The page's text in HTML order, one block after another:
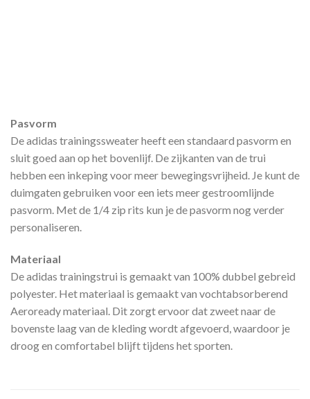
Pasvorm
De adidas trainingssweater heeft een standaard pasvorm en
sluit goed aan op het bovenlijf. De zijkanten van de trui
hebben een inkeping voor meer bewegingsvrijheid. Je kunt de
duimgaten gebruiken voor een iets meer gestroomlijnde
pasvorm. Met de 1/4 zip rits kun je de pasvorm nog verder
personaliseren.
Materiaal
De adidas trainingstrui is gemaakt van 100% dubbel gebreid
polyester. Het materiaal is gemaakt van vochtabsorberend
Aeroready materiaal. Dit zorgt ervoor dat zweet naar de
bovenste laag van de kleding wordt afgevoerd, waardoor je
droog en comfortabel blijft tijdens het sporten.